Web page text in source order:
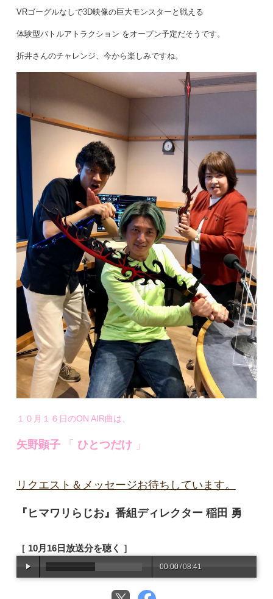
VRゴーグルなしで3D映像の巨大モンスターと戦える
体験型バトルアトラクション をオープン予定だそうです。
折井さんのチャレンジ、今から楽しみですね。
１０月１６日のON AIR曲は、
矢野顕子 「 ひとつだけ 」
リクエスト＆メッセージお待ちしています。
『ヒマワリらじお』番組ディレクター 稲田 勇
［ 10月16日放送分を聴く ］
00:00/08:41